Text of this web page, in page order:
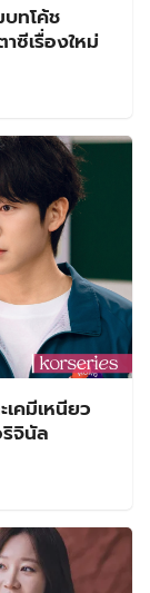
ทโค้ช
ซีเรื่องใหม่
คมีเหนียว
จินัล